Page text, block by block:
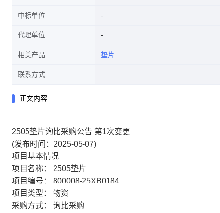
中标单位
代理单位
相关产品 垫片
联系方式
正文内容
2505垫片询比采购公告 第1次变更
(发布时间：2025-05-07)
项目基本情况
项目名称：
2505垫片
项目编号：
800008-25XB0184
项目类型：
物资
采购方式：
询比采购